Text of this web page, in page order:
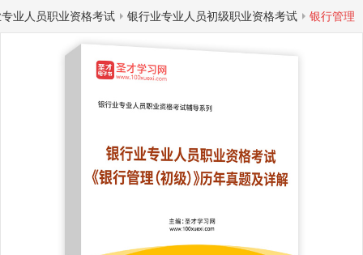
业人员职业资格考试 银行业专业人员初级职业资格考试 银行管理